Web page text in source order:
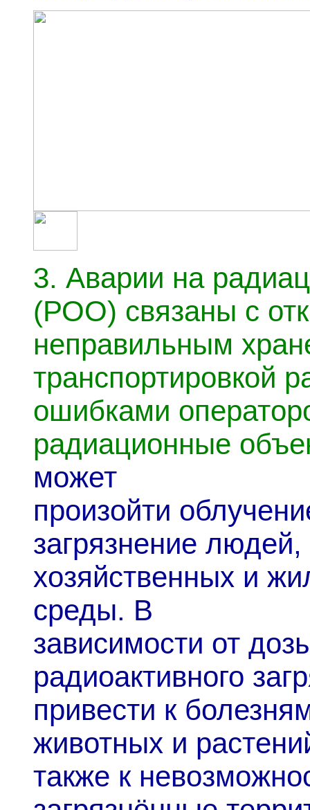
3. Аварии на
(РОО) связаны с
неправильным
транспортировкой
ошибками
радиационные
может
произойти
загрязнение
хозяйственных и
среды. В
зависимости от
радиоактивного
привести к
животных и
также к